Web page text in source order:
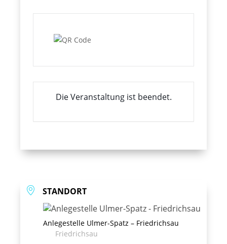
Die Veranstaltung ist beendet.
STANDORT
Anlegestelle Ulmer-Spatz – Friedrichsau
Friedrichsau